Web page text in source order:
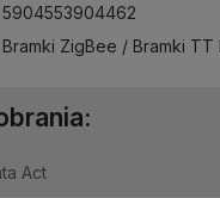
5904553904462
Bramki ZigBee / Bramki TT
Act